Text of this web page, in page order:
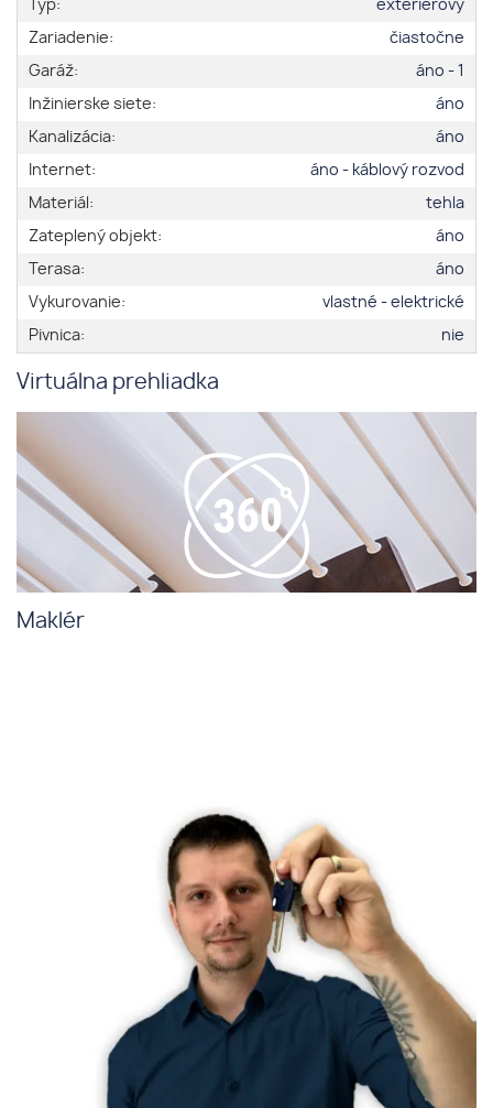
Typ:
exteriérový
Zariadenie:
čiastočne
Garáž:
áno - 1
Inžinierske siete:
áno
Kanalizácia:
áno
Internet:
áno - káblový rozvod
Materiál:
tehla
Zateplený objekt:
áno
Terasa:
áno
Vykurovanie:
vlastné - elektrické
Pivnica:
nie
Virtuálna prehliadka
Maklér